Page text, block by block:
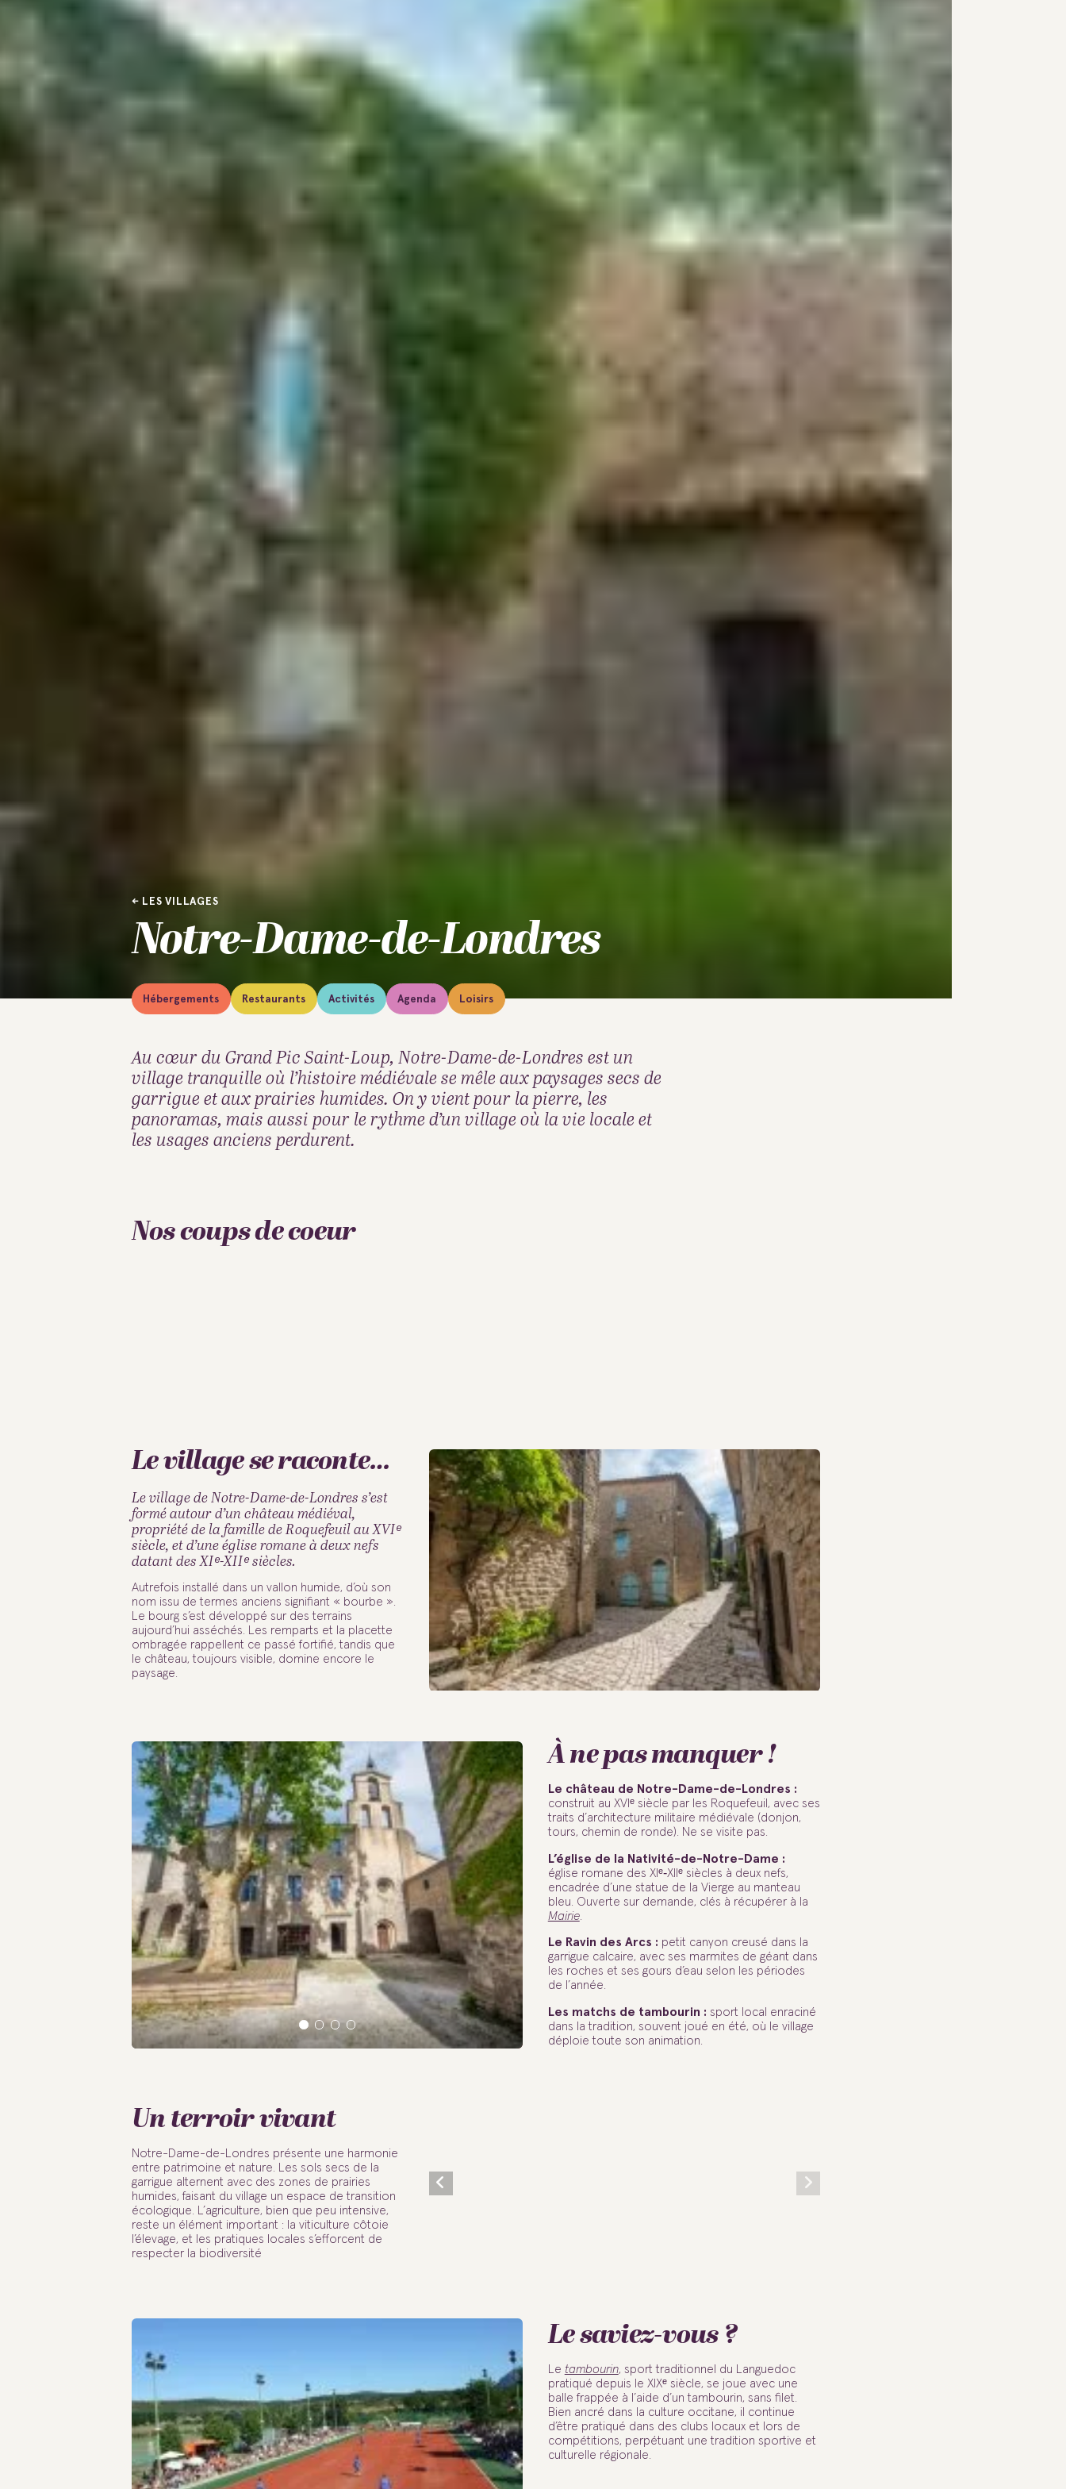
LES VILLAGES
Notre-Dame-de-Londres
Hébergements Restaurants Activités Agenda Loisirs
Au cœur du Grand Pic Saint-Loup, Notre-Dame-de-Londres est un
village tranquille où l’histoire médiévale se mêle aux paysages secs de
garrigue et aux prairies humides. On y vient pour la pierre, les
panoramas, mais aussi pour le rythme d’un village où la vie locale et
les usages anciens perdurent.
Nos coups de coeur
Balade vigneronne
sous les astres
Découvrir
Boucle cyclo n°21 -
Sur les traces des
verriers
Découvrir
Randonnée du Ravin
des Arcs
Découvrir
Le village se raconte…
Le village de Notre-Dame-de-Londres s’est
formé autour d’un château médiéval,
propriété de la famille de Roquefeuil au XVIᵉ
siècle, et d’une église romane à deux nefs
datant des XIᵉ-XIIᵉ siècles.
Autrefois installé dans un vallon humide, d’où son
nom issu de termes anciens signifiant « bourbe ».
Le bourg s’est développé sur des terrains
aujourd’hui asséchés. Les remparts et la placette
ombragée rappellent ce passé fortifié, tandis que
le château, toujours visible, domine encore le
paysage.
À ne pas manquer !
Le château de Notre-Dame-de-Londres :
construit au XVIᵉ siècle par les Roquefeuil, avec ses
traits d’architecture militaire médiévale (donjon,
tours, chemin de ronde). Ne se visite pas.
L’église de la Nativité-de-Notre-Dame :
église romane des XIᵉ‐XIIᵉ siècles à deux nefs,
encadrée d’une statue de la Vierge au manteau
bleu. Ouverte sur demande, clés à récupérer à la
Mairie.
Le Ravin des Arcs : petit canyon creusé dans la
garrigue calcaire, avec ses marmites de géant dans
les roches et ses gours d’eau selon les périodes
de l’année.
Les matchs de tambourin : sport local enraciné
dans la tradition, souvent joué en été, où le village
déploie toute son animation.
Le saviez-vous ?
Le tambourin, sport traditionnel du Languedoc
pratiqué depuis le XIXᵉ siècle, se joue avec une
balle frappée à l’aide d’un tambourin, sans filet.
Bien ancré dans la culture occitane, il continue
d’être pratiqué dans des clubs locaux et lors de
compétitions, perpétuant une tradition sportive et
culturelle régionale.
Un terroir vivant
Notre-Dame-de-Londres présente une harmonie
entre patrimoine et nature. Les sols secs de la
garrigue alternent avec des zones de prairies
humides, faisant du village un espace de transition
écologique. L’agriculture, bien que peu intensive,
reste un élément important : la viticulture côtoie
l’élevage, et les pratiques locales s’efforcent de
respecter la biodiversité